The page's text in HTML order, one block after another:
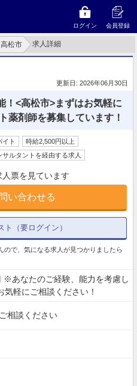
ログイン 会員登録
高松市 求人詳細
更新日: 2026年06月30日
！<高松市>まずはお気軽に
薬剤師を募集しています！
イト
時給2,500円以上
サルタントを経由する求人
票を見ています
い合わせる
ト（要ログイン）
ので、気になる求人が見つかりましたら
※あなたのご経験、能力を考慮し
気軽にご相談ください！
相談ください